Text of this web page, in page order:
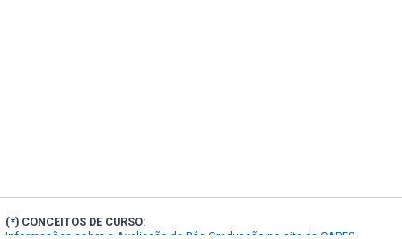
(*) CONCEITOS DE CURSO:
Informações sobre a Avaliação da Pós-Graduação no site da CAPES